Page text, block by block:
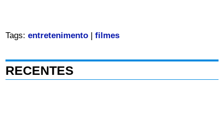
Tags: entretenimento| filmes
RECENTES